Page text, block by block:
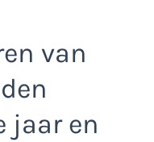
van
jaar en